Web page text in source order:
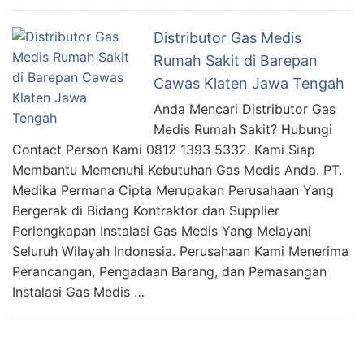
Distributor Gas Medis
Rumah Sakit di Barepan
Cawas Klaten Jawa Tengah
Anda Mencari Distributor Gas
Medis Rumah Sakit? Hubungi
Contact Person Kami 0812 1393 5332. Kami Siap
Membantu Memenuhi Kebutuhan Gas Medis Anda. PT.
Medika Permana Cipta Merupakan Perusahaan Yang
Bergerak di Bidang Kontraktor dan Supplier
Perlengkapan Instalasi Gas Medis Yang Melayani
Seluruh Wilayah Indonesia. Perusahaan Kami Menerima
Perancangan, Pengadaan Barang, dan Pemasangan
Instalasi Gas Medis …